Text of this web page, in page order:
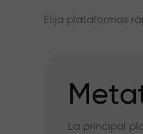
Elija plataformas
La principal